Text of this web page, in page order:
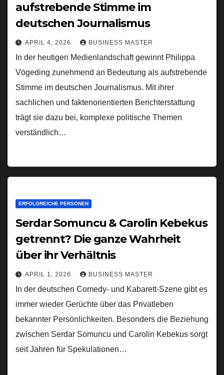
aufstrebende Stimme im
deutschen Journalismus
APRIL 4, 2026 BUSINESS MASTER
In der heutigen Medienlandschaft gewinnt Philippa
Vögeding zunehmend an Bedeutung als aufstrebende
Stimme im deutschen Journalismus. Mit ihrer
sachlichen und faktenorientierten Berichterstattung
trägt sie dazu bei, komplexe politische Themen
verständlich…
ERFOLGREICHE PERSONEN
Serdar Somuncu & Carolin Kebekus
getrennt? Die ganze Wahrheit
über ihr Verhältnis
APRIL 1, 2026 BUSINESS MASTER
In der deutschen Comedy- und Kabarett-Szene gibt es
immer wieder Gerüchte über das Privatleben
bekannter Persönlichkeiten. Besonders die Beziehung
zwischen Serdar Somuncu und Carolin Kebekus sorgt
seit Jahren für Spekulationen…